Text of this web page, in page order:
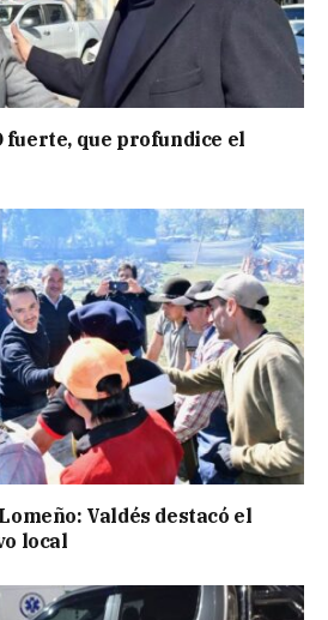
fuerte, que profundice el
Valdés destacó el
local